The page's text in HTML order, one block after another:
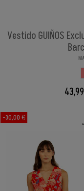
Vestido GUIÑOS
-30,00 €